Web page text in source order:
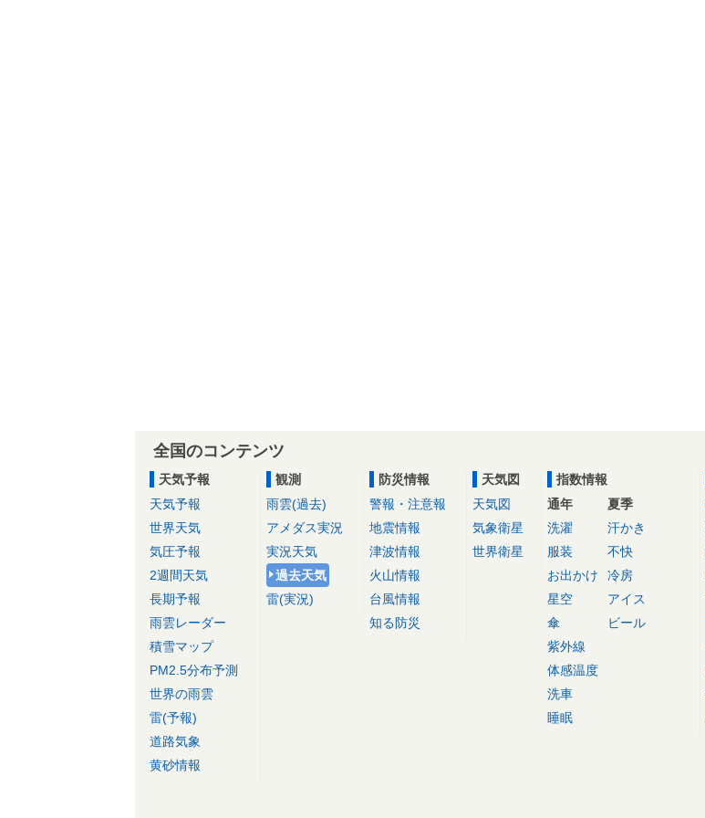
全国のコンテンツ
天気予報
天気予報
世界天気
気圧予報
2週間天気
長期予報
雨雲レーダー
積雪マップ
PM2.5分布予測
世界の雨雲
雷(予報)
道路気象
黄砂情報
観測
雨雲(過去)
アメダス実況
実況天気
過去天気
雷(実況)
防災情報
警報・注意報
地震情報
津波情報
火山情報
台風情報
知る防災
天気図
天気図
気象衛星
世界衛星
指数情報
通年
洗濯
服装
お出かけ
星空
傘
紫外線
体感温度
洗車
睡眠
夏季
汗かき
不快
冷房
アイス
ビール